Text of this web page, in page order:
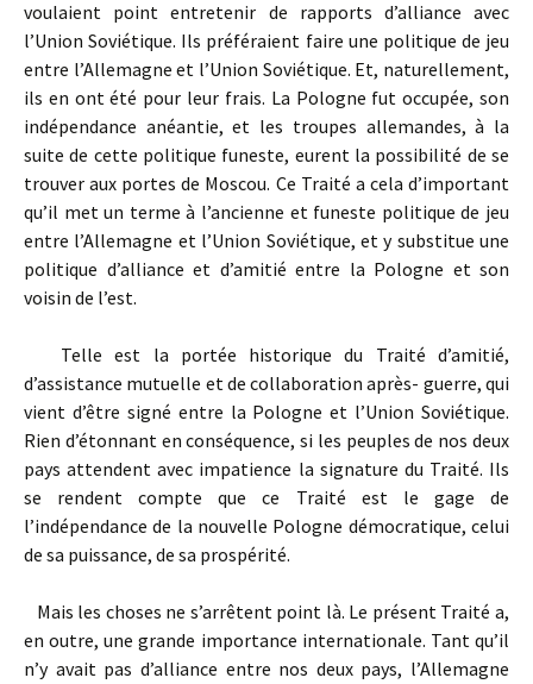
voulaient point entretenir de rapports d’alliance avec
l’Union Soviétique. Ils préféraient faire une politique de jeu
entre l’Allemagne et l’Union Soviétique. Et, naturellement,
ils en ont été pour leur frais. La Pologne fut occupée, son
indépendance anéantie, et les troupes allemandes, à la
suite de cette politique funeste, eurent la possibilité de se
trouver aux portes de Moscou. Ce Traité a cela d’important
qu’il met un terme à l’ancienne et funeste politique de jeu
entre l’Allemagne et l’Union Soviétique, et y substitue une
politique d’alliance et d’amitié entre la Pologne et son
voisin de l’est.
Telle est la portée historique du Traité d’amitié,
d’assistance mutuelle et de collaboration après- guerre, qui
vient d’être signé entre la Pologne et l’Union Soviétique.
Rien d’étonnant en conséquence, si les peuples de nos deux
pays attendent avec impatience la signature du Traité. Ils
se rendent compte que ce Traité est le gage de
l’indépendance de la nouvelle Pologne démocratique, celui
de sa puissance, de sa prospérité.
Mais les choses ne s’arrêtent point là. Le présent Traité a,
en outre, une grande importance internationale. Tant qu’il
n’y avait pas d’alliance entre nos deux pays, l’Allemagne